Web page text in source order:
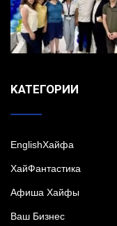
KАТЕГОРИИ
EnglishХайфа
XайФантастика
Афиша Хайфы
Ваш Бизнес